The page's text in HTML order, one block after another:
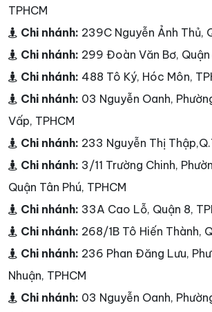
TPHCM
Chi nhánh: 239C Nguyễn Ảnh Thủ,
Chi nhánh: 299 Đoàn Văn Bơ, Quận
Chi nhánh: 488 Tô Ký, Hóc Môn,
Chi nhánh: 03 Nguyễn Oanh,
Vấp, TPHCM
Chi nhánh: 233 Nguyễn Thị
Chi nhánh: 3/11 Trường Chinh,
Quận Tân Phú, TPHCM
Chi nhánh: 33A Cao Lỗ, Quận 8,
Chi nhánh: 268/1B Tô Hiến Thành,
Chi nhánh: 236 Phan Đăng Lưu,
Nhuận, TPHCM
Chi nhánh: 03 Nguyễn Oanh,